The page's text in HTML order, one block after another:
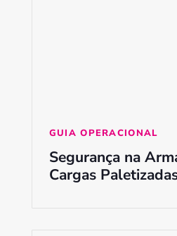
GUIA OPERACIONAL
Segurança na
Cargas